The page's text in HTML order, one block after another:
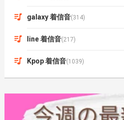
galaxy 着信音(314)
line 着信音(217)
Kpop 着信音(1039)